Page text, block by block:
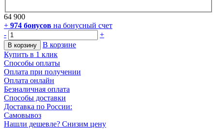
64 900
+ 974 бонусов на бонусный счет
-
+
В корзину
В корзине
Купить в 1 клик
Способы оплаты
Оплата при получении
Оплата онлайн
Безналичная оплата
Способы доставки
Доставка по России:
Самовывоз
Нашли дешевле? Снизим цену